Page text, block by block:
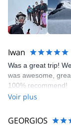
Iwan
Was a great trip!
was awesome,
100% recommend!
Voir plus
GEORGIOS